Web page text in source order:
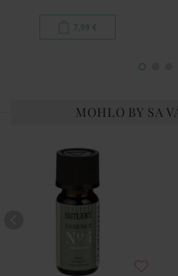
7,99 €
MOHLO BY SA